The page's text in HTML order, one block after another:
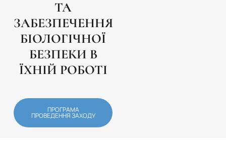
ТА
ЗАБЕЗПЕЧЕННЯ
БІОЛОГІЧНОЇ
БЕЗПЕКИ В
ЇХНІЙ РОБОТІ
ПРОГРАМА
ПРОВЕДЕННЯ ЗАХОДУ